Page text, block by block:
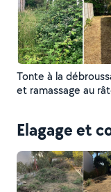
Tonte à la
et ramassage au
plus propre possible
Elagage et